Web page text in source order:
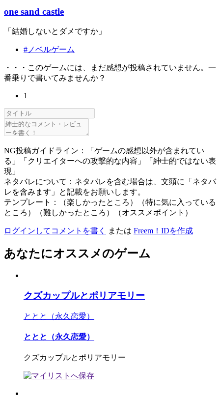
one sand castle
「結婚しないとダメですか」
#ノベルゲーム
・・・このゲームには、まだ感想が投稿されていません。一
番乗りで書いてみませんか？
1
NG投稿ガイドライン：「ゲームの感想以外が含まれてい
る」「クリエイターへの攻撃的な内容」「紳士的ではない表
現」
ネタバレについて：ネタバレを含む場合は、文頭に「ネタバ
レを含みます」と記載をお願いします。
テンプレート：（楽しかったところ）（特に気に入っている
ところ）（難しかったところ）（オススメポイント）
ログインしてコメントを書く または Freem！IDを作成
あなたにオススメのゲーム
クズカップルとポリアモリー
ととと（永久恋愛）
ととと（永久恋愛）
クズカップルとポリアモリー